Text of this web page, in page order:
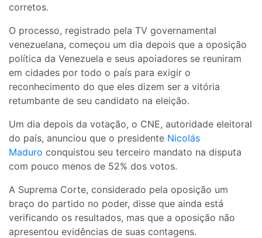
corretos.
O processo, registrado pela TV governamental
venezuelana, começou um dia depois que a oposição
política da Venezuela e seus apoiadores se reuniram
em cidades por todo o país para exigir o
reconhecimento do que eles dizem ser a vitória
retumbante de seu candidato na eleição.
Um dia depois da votação, o CNE, autoridade eleitoral
do país, anunciou que o presidente Nicolás
Maduro conquistou seu terceiro mandato na disputa
com pouco menos de 52% dos votos.
A Suprema Corte, considerado pela oposição um
braço do partido no poder, disse que ainda está
verificando os resultados, mas que a oposição não
apresentou evidências de suas contagens.